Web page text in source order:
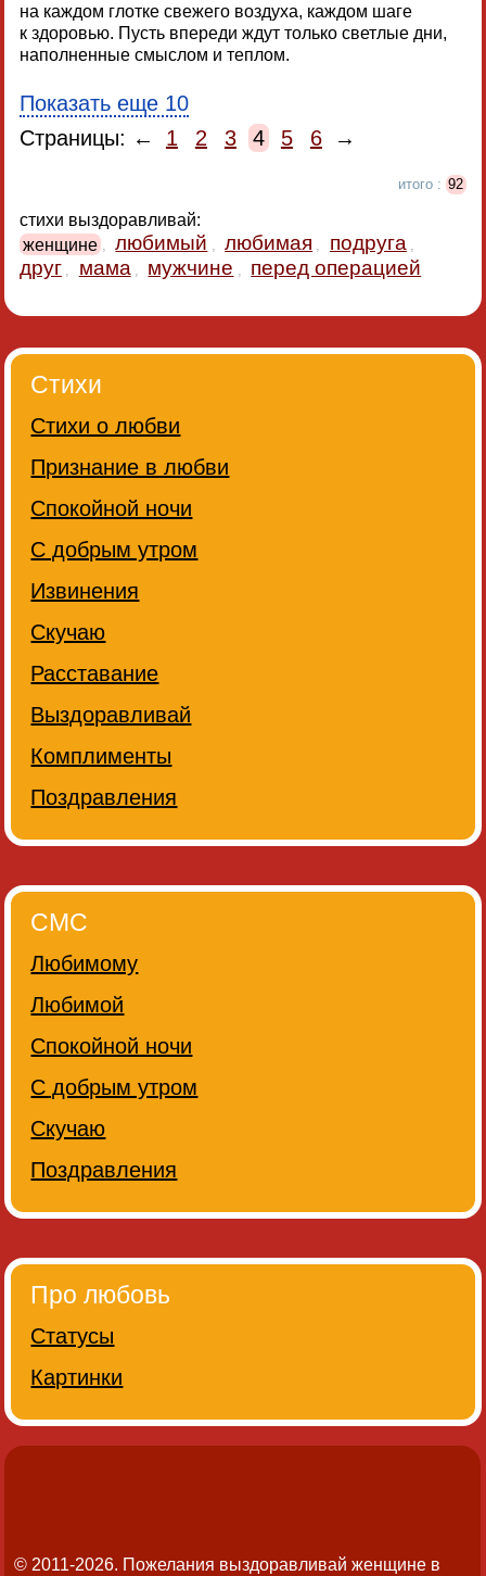
на каждом глотке свежего воздуха, каждом шаге
к здоровью. Пусть впереди ждут только светлые дни,
наполненные смыслом и теплом.
Показать еще 10
Страницы: ←
1 2 3 4 5 6 →
итого : 92
стихи выздоравливай:
женщине , любимый , любимая , подруга ,
друг , мама , мужчине , перед операцией
Стихи
Стихи о любви
Признание в любви
Спокойной ночи
С добрым утром
Извинения
Скучаю
Расставание
Выздоравливай
Комплименты
Поздравления
СМС
Любимому
Любимой
Спокойной ночи
С добрым утром
Скучаю
Поздравления
Про любовь
Статусы
Картинки
© 2011-2026. Пожелания выздоравливай женщине в